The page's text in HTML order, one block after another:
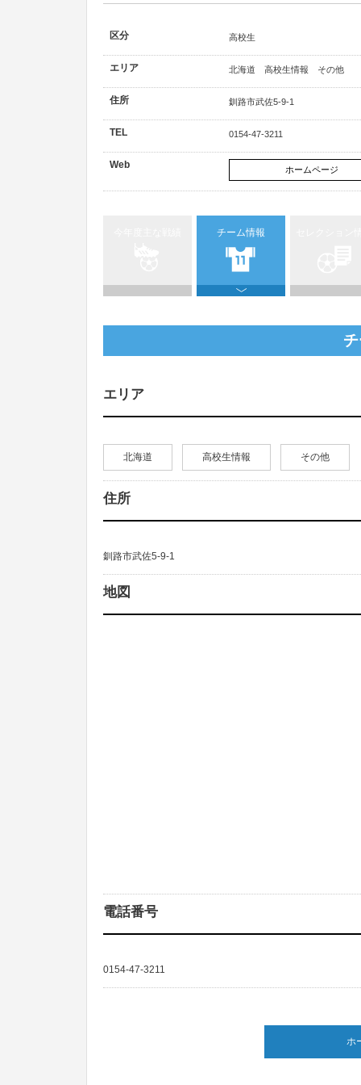
区分 高校生
エリア 北海道 高校生情報 その他
住所 釧路市武佐5-9-1
TEL 0154-47-3211
Web ホームページ
チーム情報
エリア
北海道 高校生情報 その他
住所
釧路市武佐5-9-1
地図
電話番号
0154-47-3211
ホ